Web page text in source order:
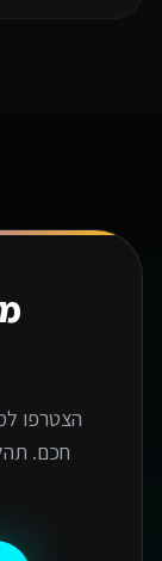
הצטרפו
חכם.